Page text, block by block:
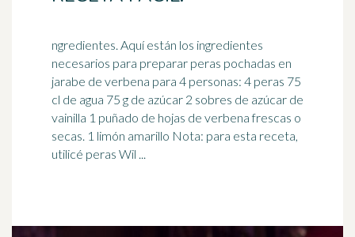
ngredientes. Aquí están los ingredientes
necesarios para preparar peras pochadas en
jarabe de verbena para 4 personas: 4 peras 75
cl de agua 75 g de azúcar 2 sobres de azúcar de
vainilla 1 puñado de hojas de verbena frescas o
secas. 1 limón amarillo Nota: para esta receta,
utilicé peras Wil ...